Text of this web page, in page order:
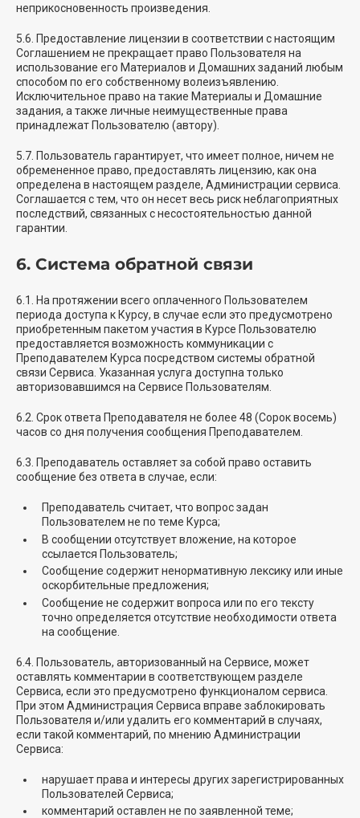
неприкосновенность произведения.
5.6. Предоставление лицензии в соответствии с настоящим
Соглашением не прекращает право Пользователя на
использование его Материалов и Домашних заданий любым
способом по его собственному волеизъявлению.
Исключительное право на такие Материалы и Домашние
задания, а также личные неимущественные права
принадлежат Пользователю (автору).
5.7. Пользователь гарантирует, что имеет полное, ничем не
обремененное право, предоставлять лицензию, как она
определена в настоящем разделе, Администрации сервиса.
Соглашается с тем, что он несет весь риск неблагоприятных
последствий, связанных с несостоятельностью данной
гарантии.
6. Система обратной связи
6.1. На протяжении всего оплаченного Пользователем
периода доступа к Курсу, в случае если это предусмотрено
приобретенным пакетом участия в Курсе Пользователю
предоставляется возможность коммуникации с
Преподавателем Курса посредством системы обратной
связи Сервиса. Указанная услуга доступна только
авторизовавшимся на Сервисе Пользователям.
6.2. Срок ответа Преподавателя не более 48 (Сорок восемь)
часов со дня получения сообщения Преподавателем.
6.3. Преподаватель оставляет за собой право оставить
сообщение без ответа в случае, если:
Преподаватель считает, что вопрос задан
Пользователем не по теме Курса;
В сообщении отсутствует вложение, на которое
ссылается Пользователь;
Сообщение содержит ненормативную лексику или иные
оскорбительные предложения;
Сообщение не содержит вопроса или по его тексту
точно определяется отсутствие необходимости ответа
на сообщение.
6.4. Пользователь, авторизованный на Сервисе, может
оставлять комментарии в соответствующем разделе
Сервиса, если это предусмотрено функционалом сервиса.
При этом Администрация Сервиса вправе заблокировать
Пользователя и/или удалить его комментарий в случаях,
если такой комментарий, по мнению Администрации
Сервиса:
нарушает права и интересы других зарегистрированных
Пользователей Сервиса;
комментарий оставлен не по заявленной теме;